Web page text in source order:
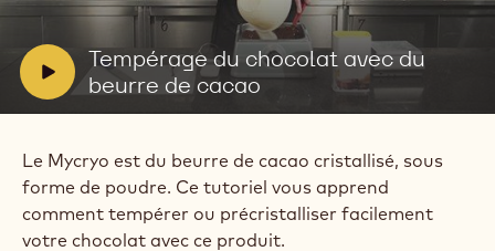
BEURRE DE CACAO
Actions
Écrire un commentaire
- Tempérage du chocolat avec du beurre de cacao
Sauvegarder
- Tempérage du chocolat avec du beurre de cacao